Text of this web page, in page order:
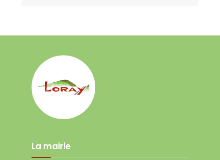
La mairie